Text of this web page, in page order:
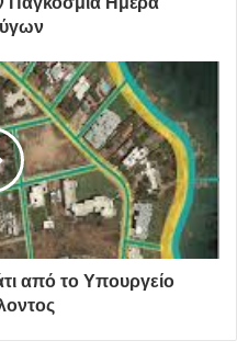
Αμπατζόγλου
με την παράδοση
για την εφαρμογή του
πόλη μας και την
Θέλουμε και
από το Υπουργείο